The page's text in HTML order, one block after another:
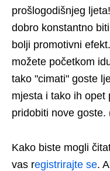
prošlogodišnjeg
dobro konstantno
bolji promotivni
možete početkom
tako "cimati" goste
mjesta i tako ih opet
pridobiti nove
Kako biste mogli
vas registrirajte se.